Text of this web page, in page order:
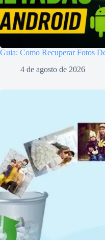
Guia: Como Recuperar Fotos
4 de agosto de 2026